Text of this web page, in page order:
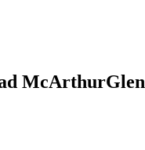
McArthurGlen